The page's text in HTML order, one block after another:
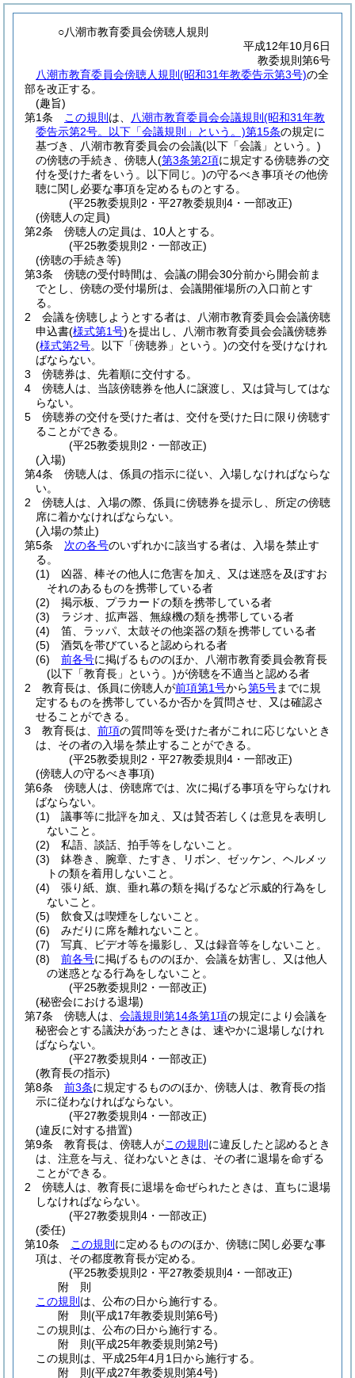
○八潮市教育委員会傍聴人規則
平成12年10月6日
教委規則第6号
八潮市教育委員会傍聴人規則(昭和31年教委告示第3号)の全
部を改正する。
(趣旨)
第1条
この規則 は、 八潮市教育委員会会議規則 (昭和31年教
委告示第2号。以下「会議規則」という。)第15条の規定に
基づき、八潮市教育委員会の会議(以下「会議」という。)
の傍聴の手続き、傍聴人(第3条第2項に規定する傍聴券の交
付を受けた者をいう。以下同じ。)の守るべき事項その他傍
聴に関し必要な事項を定めるものとする。
(平25教委規則2・平27教委規則4・一部改正)
(傍聴人の定員)
第2条
傍聴人の定員は、10人とする。
(平25教委規則2・一部改正)
(傍聴の手続き等)
第3条
傍聴の受付時間は、会議の開会30分前から開会前ま
でとし、傍聴の受付場所は、会議開催場所の入口前とす
る。
2
会議を傍聴しようとする者は、八潮市教育委員会会議傍聴
申込書(様式第1号)を提出し、八潮市教育委員会会議傍聴券
(様式第2号。以下「傍聴券」という。)の交付を受けなけれ
ばならない。
3
傍聴券は、先着順に交付する。
4
傍聴人は、当該傍聴券を他人に譲渡し、又は貸与してはな
らない。
5
傍聴券の交付を受けた者は、交付を受けた日に限り傍聴す
ることができる。
(平25教委規則2・一部改正)
(入場)
第4条
傍聴人は、係員の指示に従い、入場しなければならな
い。
2
傍聴人は、入場の際、係員に傍聴券を提示し、所定の傍聴
席に着かなければならない。
(入場の禁止)
第5条
次の各号のいずれかに該当する者は、入場を禁止す
る。
(1)
凶器、棒その他人に危害を加え、又は迷惑を及ぼすお
それのあるものを携帯している者
(2)
掲示板、プラカードの類を携帯している者
(3)
ラジオ、拡声器、無線機の類を携帯している者
(4)
笛、ラッパ、太鼓その他楽器の類を携帯している者
(5)
酒気を帯びていると認められる者
(6)
前各号に掲げるもののほか、八潮市教育委員会教育長
(以下「教育長」という。)が傍聴を不適当と認める者
2
教育長は、係員に傍聴人が前項第1号から第5号までに規
定するものを携帯しているか否かを質問させ、又は確認さ
せることができる。
3
教育長は、 前項の質問等を受けた者がこれに応じないとき
は、その者の入場を禁止することができる。
(平25教委規則2・平27教委規則4・一部改正)
(傍聴人の守るべき事項)
第6条
傍聴人は、傍聴席では、次に掲げる事項を守らなけれ
ばならない。
(1)
議事等に批評を加え、又は賛否若しくは意見を表明し
ないこと。
(2)
私語、談話、拍手等をしないこと。
(3)
鉢巻き、腕章、たすき、リボン、ゼッケン、ヘルメッ
トの類を着用しないこと。
(4)
張り紙、旗、垂れ幕の類を掲げるなど示威的行為をし
ないこと。
(5)
飲食又は喫煙をしないこと。
(6)
みだりに席を離れないこと。
(7)
写真、ビデオ等を撮影し、又は録音等をしないこと。
(8)
前各号に掲げるもののほか、会議を妨害し、又は他人
の迷惑となる行為をしないこと。
(平25教委規則2・一部改正)
(秘密会における退場)
第7条
傍聴人は、 会議規則第14条第1項の規定により会議を
秘密会とする議決があったときは、速やかに退場しなけれ
ばならない。
(平27教委規則4・一部改正)
(教育長の指示)
第8条
前3条に規定するもののほか、傍聴人は、教育長の指
示に従わなければならない。
(平27教委規則4・一部改正)
(違反に対する措置)
第9条
教育長は、傍聴人がこの規則 に違反したと認めるとき
は、注意を与え、従わないときは、その者に退場を命ずる
ことができる。
2
傍聴人は、教育長に退場を命ぜられたときは、直ちに退場
しなければならない。
(平27教委規則4・一部改正)
(委任)
第10条
この規則 に定めるもののほか、傍聴に関し必要な事
項は、その都度教育長が定める。
(平25教委規則2・平27教委規則4・一部改正)
附 則
この規則 は、公布の日から施行する。
附 則(平成17年教委規則第6号)
この規則は、公布の日から施行する。
附 則(平成25年教委規則第2号)
この規則は、平成25年4月1日から施行する。
附 則(平成27年教委規則第4号)